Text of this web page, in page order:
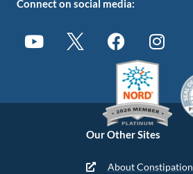
Our Other Sites
About Constipation
Connect on social media: